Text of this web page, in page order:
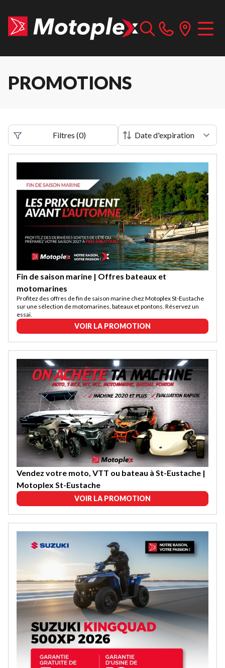
PROMOTIONS
Filtres (0)
Fin de saison marine | Offres bateaux et
motomarines
Profitez des offres de fin de saison marine chez Motoplex St-Eustache
sur une sélection de motomarines, bateaux et pontons. Réservez un
essai.
VOIR LA PROMOTION
Vendez votre moto, VTT ou bateau à St-Eustache |
Motoplex St-Eustache
VOIR LA PROMOTION